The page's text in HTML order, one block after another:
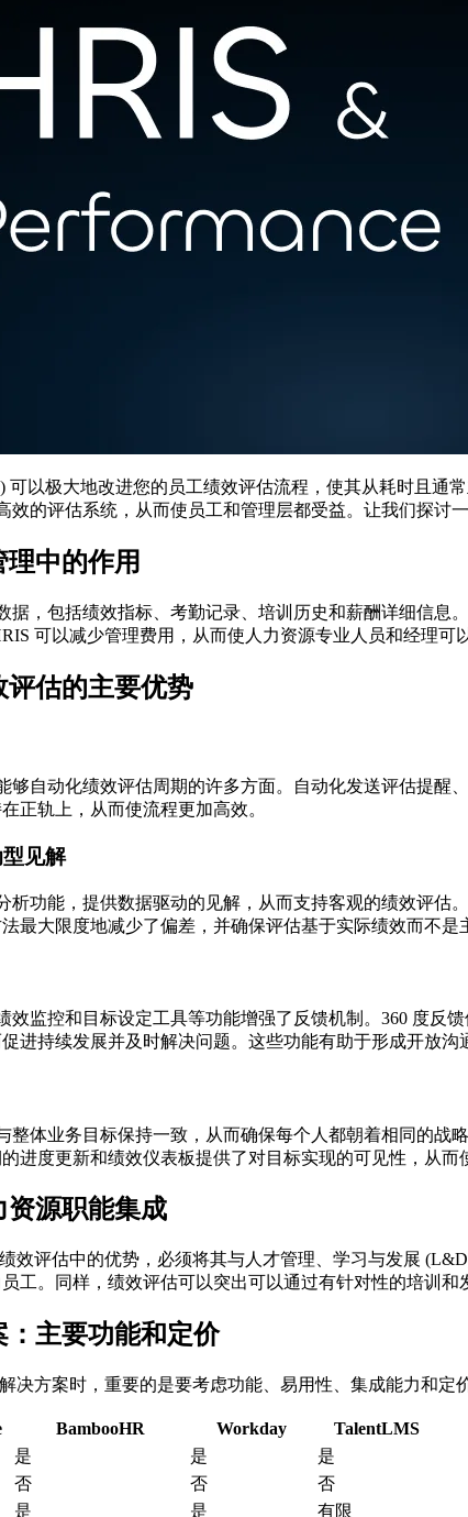
可以极大地改进您的员工绩效评估流程，使其从耗时且
效的评估系统，从而使员工和管理层都受益。让我们探讨
中的作用
据，包括绩效指标、考勤记录、培训历史和薪酬详细信
可以减少管理费用，从而使人力资源专业人员和经理可
估的主要优势
够自动化绩效评估周期的许多方面。自动化发送评估提
正轨上，从而使流程更加高效。
见解
析功能，提供数据驱动的见解，从而支持客观的绩效评
最大限度地减少了偏差，并确保评估基于实际绩效而不是
效监控和目标设定工具等功能增强了反馈机制。360 度
进持续发展并及时解决问题。这些功能有助于形成开放沟
整体业务目标保持一致，从而确保每个人都朝着相同的
进度更新和绩效仪表板提供了对目标实现的可见性，从而
资源职能集成
效评估中的优势，必须将其与人才管理、学习与发展
工。同样，绩效评估可以突出可以通过有针对性的培训
：主要功能和定价
决方案时，重要的是要考虑功能、易用性、集成能力和
BambooHR Workday
TalentLMS
是 是
是
否 否
否
是 是
有限